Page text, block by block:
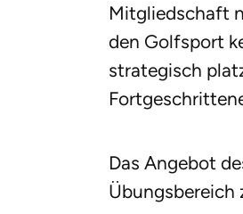
Mitgliedschaft
den Golfsport
strategisch
Das Angebot
Übungsbereich